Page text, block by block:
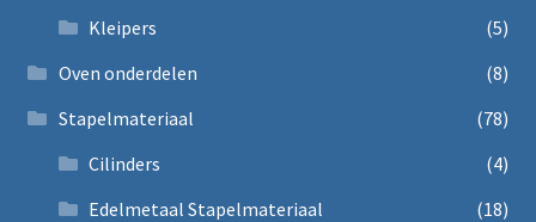
Kleipers
(5)
Oven onderdelen
(8)
Stapelmateriaal
(78)
Cilinders
(4)
Edelmetaal Stapelmateriaal
(18)